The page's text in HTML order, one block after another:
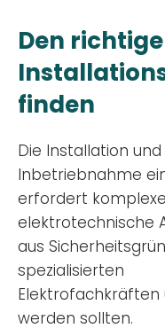
Den
finden
Die Installation und
Inbetriebnahme
erfordert komplexe
elektrotechnische
aus
spezialisierten
Elektrofachkräften
werden sollten.